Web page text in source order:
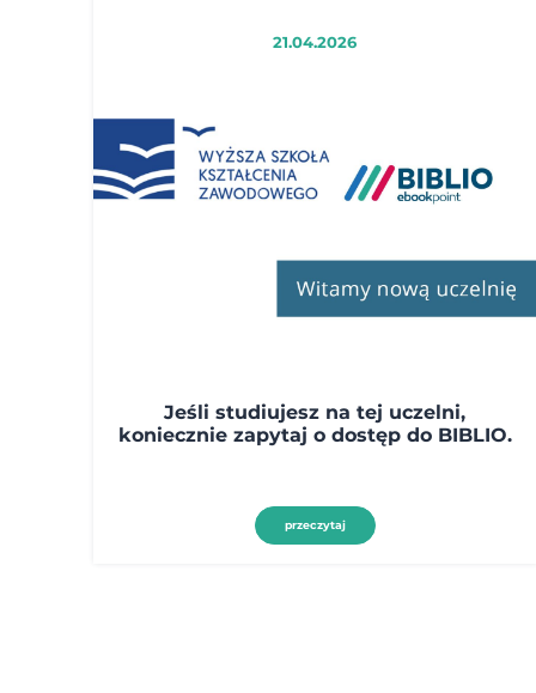
21.04.2026
Jeśli studiujesz na tej uczelni,
koniecznie zapytaj o dostęp do BIBLIO.
przeczytaj